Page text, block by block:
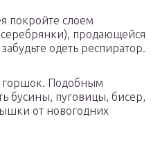
покройте слоем
продающейся
одеть респиратор.
горшок. Подобным
бусины, пуговицы, бисер,
от новогодних